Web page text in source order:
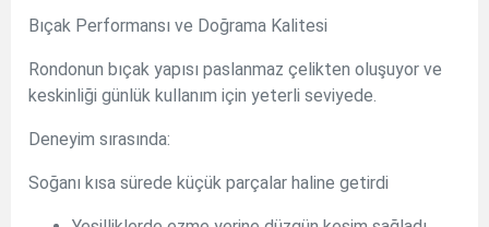
Bıçak Performansı ve Doğrama Kalitesi
Rondonun bıçak yapısı paslanmaz çelikten oluşuyor ve
keskinliği günlük kullanım için yeterli seviyede.
Deneyim sırasında:
Soğanı kısa sürede küçük parçalar haline getirdi